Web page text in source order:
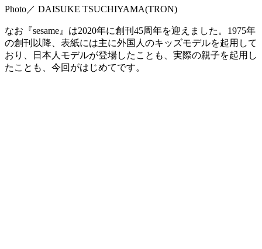
Photo／ DAISUKE TSUCHIYAMA(TRON)
なお『sesame』は2020年に創刊45周年を迎えました。1975年
の創刊以降、表紙には主に外国人のキッズモデルを起用して
おり、日本人モデルが登場したことも、実際の親子を起用し
たことも、今回がはじめてです。